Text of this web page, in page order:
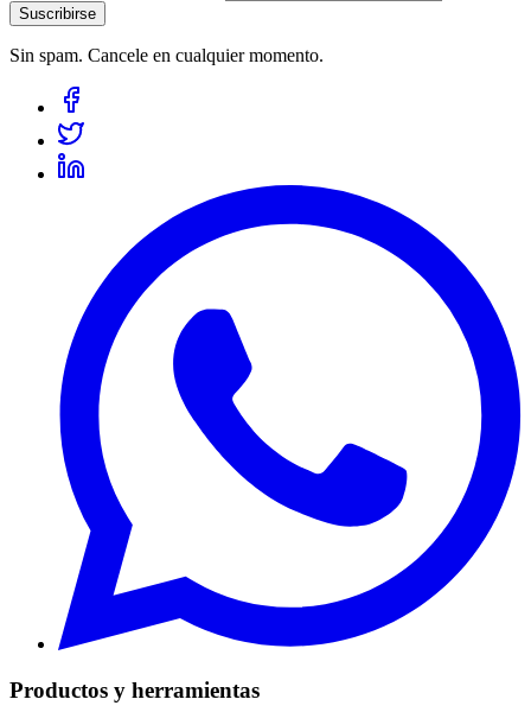
Suscribirse
Sin spam. Cancele en cualquier momento.
Productos y herramientas